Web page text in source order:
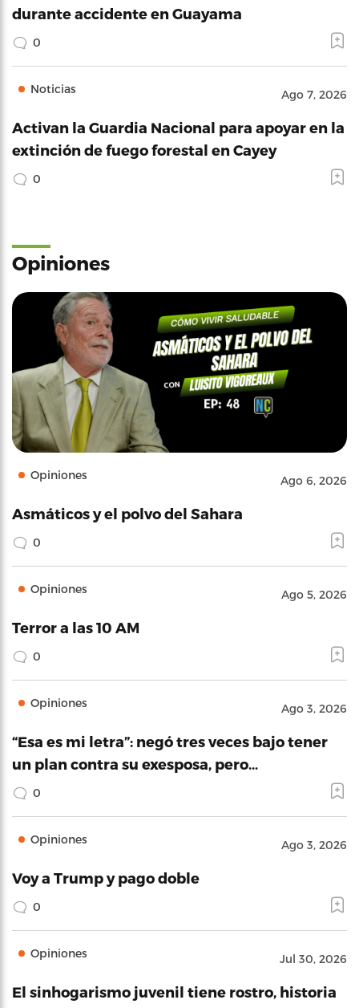
durante accidente en Guayama
0
Noticias Ago 7, 2026
Activan la Guardia Nacional para apoyar en la
extinción de fuego forestal en Cayey
0
Opiniones
Opiniones Ago 6, 2026
Asmáticos y el polvo del Sahara
0
Opiniones Ago 5, 2026
Terror a las 10 AM
0
Opiniones Ago 3, 2026
“Esa es mi letra”: negó tres veces bajo tener
un plan contra su exesposa, pero…
0
Opiniones Ago 3, 2026
Voy a Trump y pago doble
0
Opiniones Jul 30, 2026
El sinhogarismo juvenil tiene rostro, historia